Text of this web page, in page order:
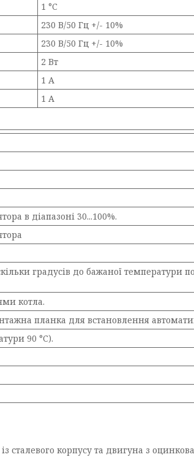
1 °C
230 В/50 Гц +/- 10%
230 В/50 Гц +/- 10%
2 Вт
1 А
1 А
в діапазоні 30...100%.
градусів до бажаної
котла.
планка для встановлення
90 °C).
сталевого корпусу та двигуна з